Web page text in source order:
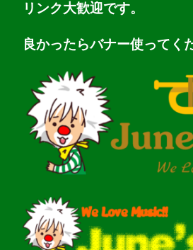
リンク大歓迎です。
良かったらバナー使ってく